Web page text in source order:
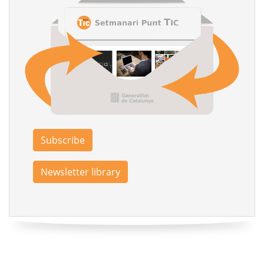
Subscribe
Newsletter library